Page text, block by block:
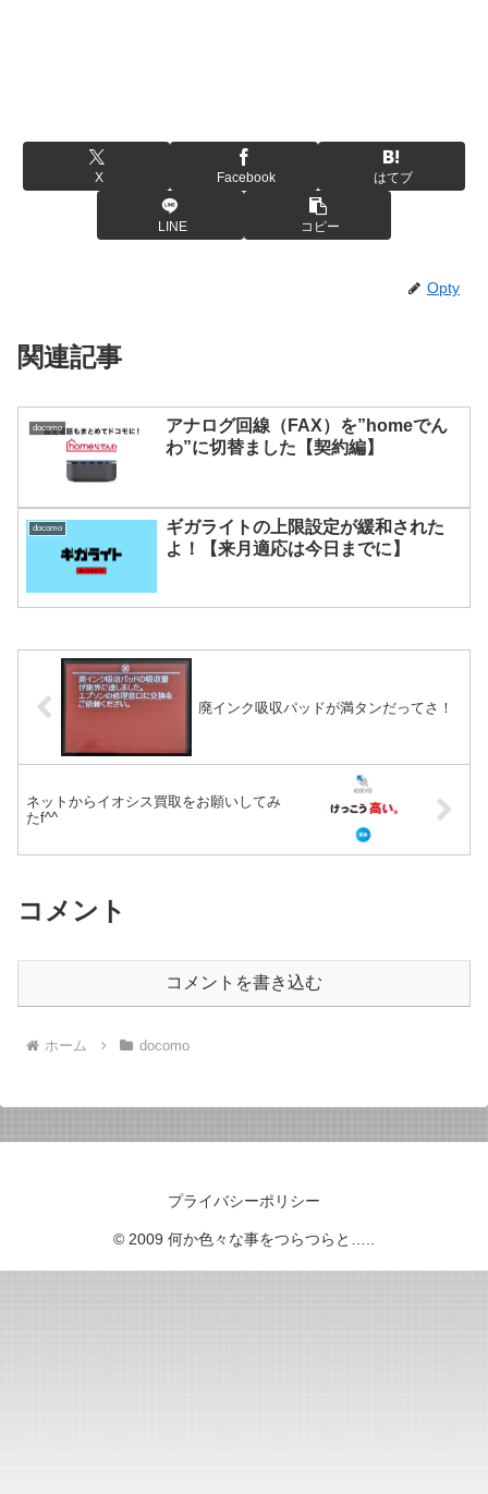
X Facebook はてブ
LINE コピー
Opty
関連記事
docomo
アナログ回線（FAX）を”homeでん
わ”に切替ました【契約編】
docomo
ギガライトの上限設定が緩和された
よ！【来月適応は今日までに】
廃インク吸収パッドが満タンだってさ！
ネットからイオシス買取をお願いしてみ
たf^^
コメント
コメントを書き込む
ホーム docomo
プライバシーポリシー
© 2009 何か色々な事をつらつらと…..